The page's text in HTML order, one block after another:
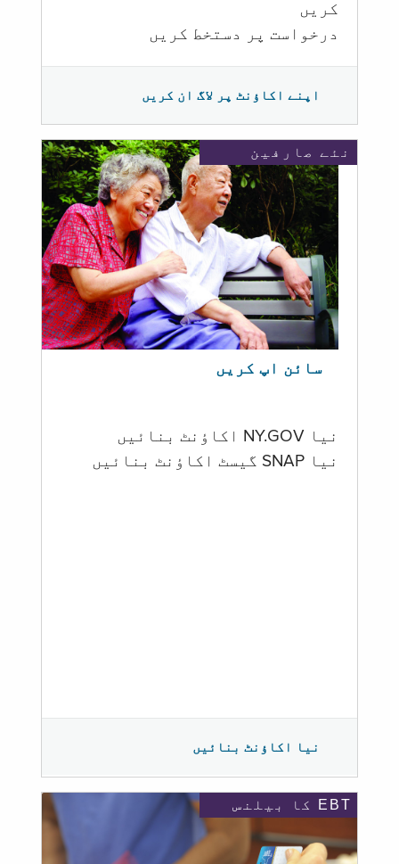
کریں
درخواست پر دستخط کریں
اپنے اکاؤنٹ پر لاگ ان کریں
نئے صارفین
سائن اپ کریں
نیا NY.GOV اکاؤنٹ بنائیں
نیا SNAP گیسٹ اکاؤنٹ بنائیں
نیا اکاؤنٹ بنائیں
EBT کا بیلنس